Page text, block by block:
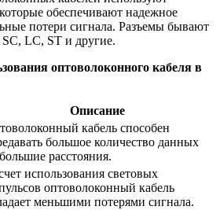
обеспечивают надежное
потери сигнала. Разъемы бывают
LC, ST и другие.
оптоволоконного кабеля в
Описание
кабель способен
большое количество данных
расстояния.
использования световых
оптоволоконный кабель
меньшими потерями сигнала.